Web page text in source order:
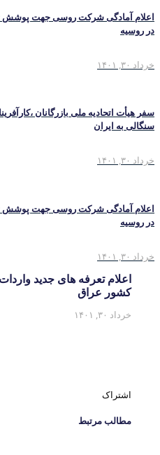
اعلام آمادگی شرکت روسی جهت پوشش
در روسیه
خرداد ۳۰, ۱۴۰۱
سفر هیأت اتحادیه ملی بازرگانان
سنگالی به ایران
خرداد ۳۰, ۱۴۰۱
اعلام آمادگی شرکت روسی جهت پوشش
در روسیه
خرداد ۳۰, ۱۴۰۱
کشور عراق
خرداد ۳۰, ۱۴۰۱
اشتراک
مطالب مرتبط